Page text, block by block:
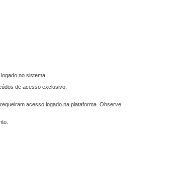
no sistema:
de acesso exclusivo.
acesso logado na plataforma. Observe